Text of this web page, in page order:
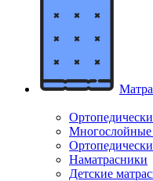
Многослойные
Наматрасники
Детские